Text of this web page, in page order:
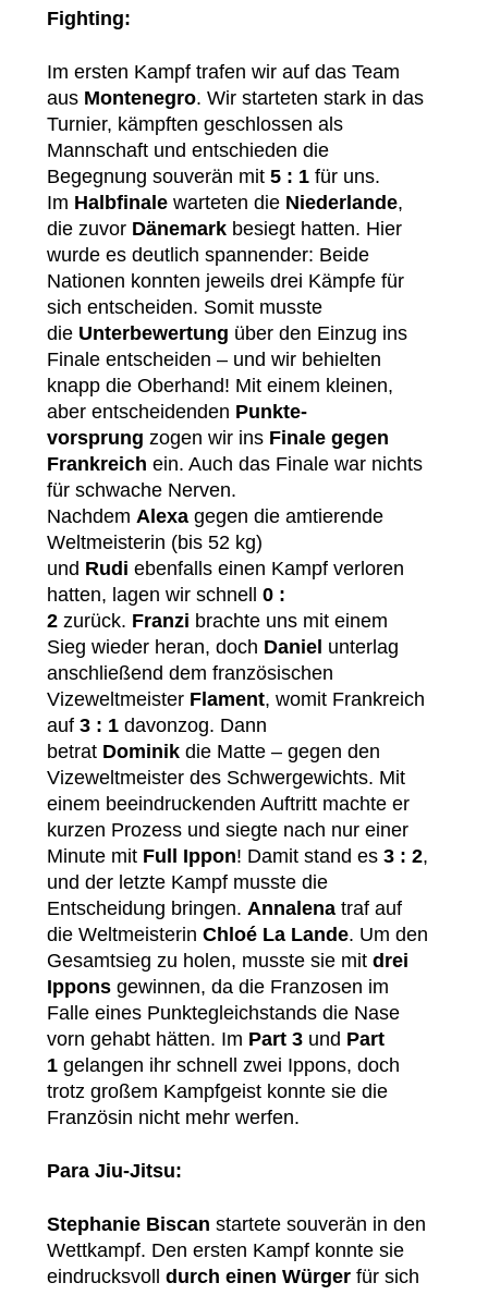
Fighting:
Im ersten Kampf trafen wir auf das Team
aus Montenegro. Wir starteten stark in das
Turnier, kämpften geschlossen als
Mannschaft und entschieden die
Begegnung souverän mit 5 : 1 für uns.
Im Halbfinale warteten die Niederlande,
die zuvor Dänemark besiegt hatten. Hier
wurde es deutlich spannender: Beide
Nationen konnten jeweils drei Kämpfe für
sich entscheiden. Somit musste
die Unterbewertung über den Einzug ins
Finale entscheiden – und wir behielten
knapp die Oberhand! Mit einem kleinen,
aber entscheidenden Punkte­
vorsprung zogen wir ins Finale gegen
Frankreich ein. Auch das Finale war nichts
für schwache Nerven.
Nachdem Alexa gegen die amtierende
Weltmeisterin (bis 52 kg)
und Rudi ebenfalls einen Kampf verloren
hatten, lagen wir schnell 0 :
2 zurück. Franzi brachte uns mit einem
Sieg wieder heran, doch Daniel unterlag
anschließend dem französischen
Vizeweltmeister Flament, womit Frankreich
auf 3 : 1 davonzog. Dann
betrat Dominik die Matte – gegen den
Vizeweltmeister des Schwergewichts. Mit
einem beeindruckenden Auftritt machte er
kurzen Prozess und siegte nach nur einer
Minute mit Full Ippon! Damit stand es 3 : 2,
und der letzte Kampf musste die
Entscheidung bringen. Annalena traf auf
die Weltmeisterin Chloé La Lande. Um den
Gesamtsieg zu holen, musste sie mit drei
Ippons gewinnen, da die Franzosen im
Falle eines Punktegleichstands die Nase
vorn gehabt hätten. Im Part 3 und Part
1 gelangen ihr schnell zwei Ippons, doch
trotz großem Kampfgeist konnte sie die
Französin nicht mehr werfen.
Para Jiu-Jitsu:
Stephanie Biscan startete souverän in den
Wettkampf. Den ersten Kampf konnte sie
eindrucksvoll durch einen Würger für sich